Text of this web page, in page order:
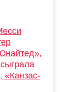
«Канзас-